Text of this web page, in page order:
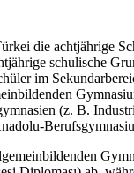
die achtjährige
schulische
im
(z. B.